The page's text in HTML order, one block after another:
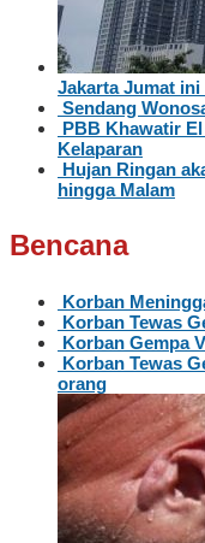
Jakarta Jumat
Sendang
PBB Khawatir
Kelaparan
Hujan Ringan
hingga Malam
Bencana
Korban
Korban Tewas
Korban Gempa
Korban Tewas
orang